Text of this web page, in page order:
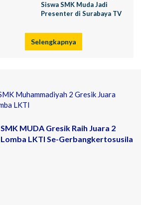
Siswa SMK Muda Jadi
Presenter di Surabaya TV
Selengkapnya
SMK MUDA Gresik Raih Juara 2
Lomba LKTI Se-Gerbangkertosusila